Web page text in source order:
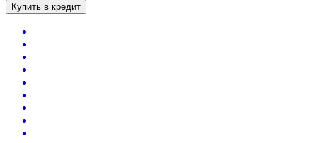
Купить в кредит